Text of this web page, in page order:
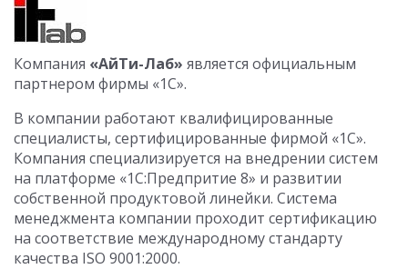
Компания «АйТи-Лаб» является официаль­ным
партнером фирмы «1С».
В компании работают квалифициро­ванные
специали­сты, сертифицированные фирмой «1С».
Компания специали­зируется на внедрении систем
на плат­форме «1С:Предпритие 8» и развитии
собственной продуктовой линейки. Система
менеджмента компании проходит сертификацию
на соответствие между­народному стандарту
качества ISO 9001:2000.